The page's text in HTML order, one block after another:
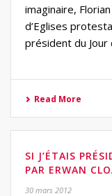
imaginaire,
d’Eglises
président du Jour
Read More
SI J’ÉTAIS
PAR ERWAN
30 mars 2012